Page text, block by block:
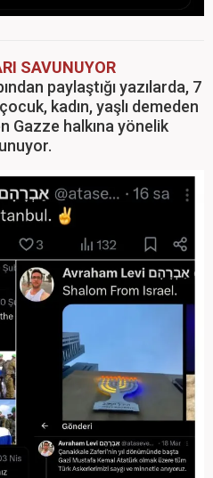
SAVUNUYOR
paylaştığı yazılarda, 7
kadın, yaşlı demeden
Gazze halkına yönelik